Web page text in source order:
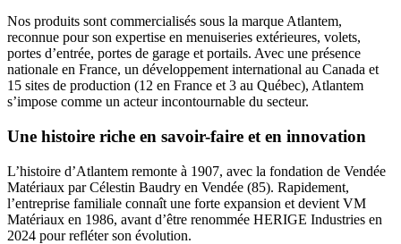
Nos produits sont commercialisés sous la marque Atlantem,
reconnue pour son expertise en menuiseries extérieures, volets,
portes d’entrée, portes de garage et portails. Avec une présence
nationale en France, un développement international au Canada et
15 sites de production (12 en France et 3 au Québec), Atlantem
s’impose comme un acteur incontournable du secteur.
Une histoire riche en savoir-faire et en innovation
L’histoire d’Atlantem remonte à 1907, avec la fondation de Vendée
Matériaux par Célestin Baudry en Vendée (85). Rapidement,
l’entreprise familiale connaît une forte expansion et devient VM
Matériaux en 1986, avant d’être renommée HERIGE Industries en
2024 pour refléter son évolution.